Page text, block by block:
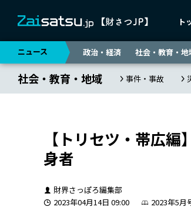
ト
ニュース 政治・経済 社会・教育・地
社会・教育・地域 事件・事故
【トリセツ・帯広
身者
財界さっぽろ編集部
2023年04月14日 09:00
2023年5月